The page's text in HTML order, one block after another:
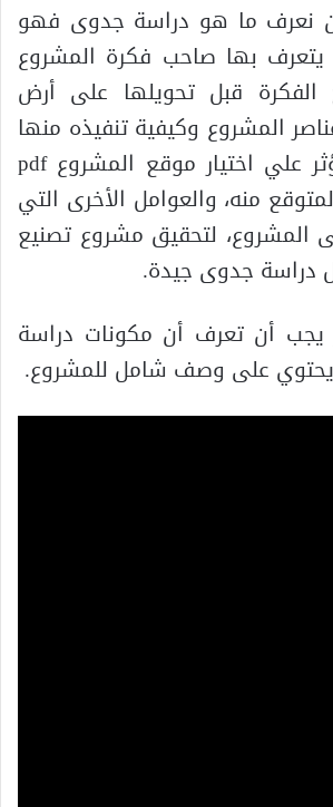
نعرف ما هو دراسة جدوى فهو
يتعرف بها صاحب فكرة المشروع
قبل تحويلها على أرض
المشروع وكيفية تنفيذه منها
العوامل التي تؤثر علي اختيار موقع المشروع pdf
منه، والعوامل الأخرى التي
المشروع، لتحقيق مشروع تصنيع
دراسة جدوى جيدة.
يجب أن تعرف أن مكونات دراسة
على وصف شامل للمشروع.